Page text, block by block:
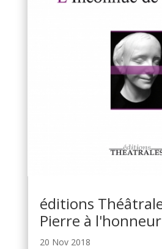
éditions
Pierre à l'honneur
20 Nov 2018